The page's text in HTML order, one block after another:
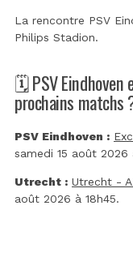
La rencontre PSV
Philips Stadion.
🗓️ PSV Eindhoven
prochains matchs
PSV Eindhoven :
samedi 15 août 2026
Utrecht : Utrecht -
août 2026 à 18h45.